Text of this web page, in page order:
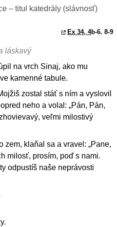
– titul katedrály (slávnosť)
Ex 34, 4b-6. 8-9
láskavý
na vrch Sinaj, ako mu
kamenné tabule.
zostal stáť s ním a vyslovil
neho a volal: „Pán, Pán,
veľmi milostivý
zem, klaňal sa a vravel: „Pane,
milosť, prosím, poď s nami.
odpustíš naše neprávosti